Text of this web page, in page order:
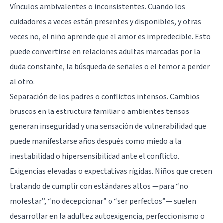
Vínculos ambivalentes o inconsistentes. Cuando los
cuidadores a veces están presentes y disponibles, y otras
veces no, el niño aprende que el amor es impredecible. Esto
puede convertirse en relaciones adultas marcadas por la
duda constante, la búsqueda de señales o el temor a perder
al otro.
Separación de los padres o conflictos intensos. Cambios
bruscos en la estructura familiar o ambientes tensos
generan inseguridad y una sensación de vulnerabilidad que
puede manifestarse años después como miedo a la
inestabilidad o hipersensibilidad ante el conflicto.
Exigencias elevadas o expectativas rígidas. Niños que crecen
tratando de cumplir con estándares altos —para “no
molestar”, “no decepcionar” o “ser perfectos”— suelen
desarrollar en la adultez autoexigencia, perfeccionismo o